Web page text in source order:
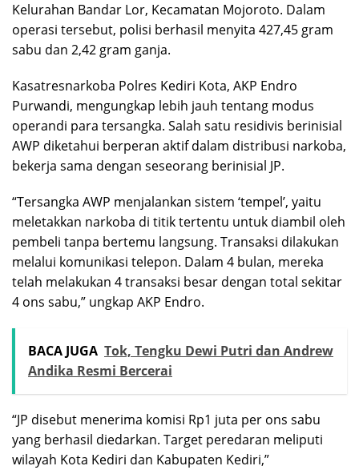
Kelurahan Bandar Lor, Kecamatan Mojoroto. Dalam
operasi tersebut, polisi berhasil menyita 427,45 gram
sabu dan 2,42 gram ganja.
Kasatresnarkoba Polres Kediri Kota, AKP Endro
Purwandi, mengungkap lebih jauh tentang modus
operandi para tersangka. Salah satu residivis berinisial
AWP diketahui berperan aktif dalam distribusi narkoba,
bekerja sama dengan seseorang berinisial JP.
“Tersangka AWP menjalankan sistem ‘tempel’, yaitu
meletakkan narkoba di titik tertentu untuk diambil oleh
pembeli tanpa bertemu langsung. Transaksi dilakukan
melalui komunikasi telepon. Dalam 4 bulan, mereka
telah melakukan 4 transaksi besar dengan total sekitar
4 ons sabu,” ungkap AKP Endro.
BACA JUGA Tok, Tengku Dewi Putri dan Andrew
Andika Resmi Bercerai
“JP disebut menerima komisi Rp1 juta per ons sabu
yang berhasil diedarkan. Target peredaran meliputi
wilayah Kota Kediri dan Kabupaten Kediri,”